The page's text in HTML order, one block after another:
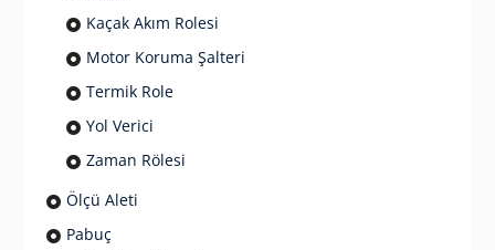
Kaçak Akım Rolesi
Motor Koruma Şalteri
Termik Role
Yol Verici
Zaman Rölesi
Ölçü Aleti
Pabuç